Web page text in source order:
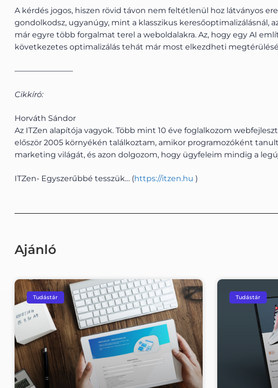
A kérdés jogos, hiszen rövid távon nem feltétlenül hoz látványos
gondolkodsz, ugyanúgy, mint a klasszikus keresőoptimalizálásnál,
már egyre több forgalmat terel a weboldalakra. Az, hogy egy AI
következetes optimalizálás tehát már most elkezdheti
———————–
Cikkíró:
Horváth Sándor
Az ITZen alapítója vagyok. Több mint 10 éve foglalkozom
először 2005 környékén találkoztam, amikor programozóként
marketing világát, és azon dolgozom, hogy ügyfeleim mindig a
ITZen- Egyszerűbbé tesszük… (https://itzen.hu )
Ajánló
Tudástár Tudástár